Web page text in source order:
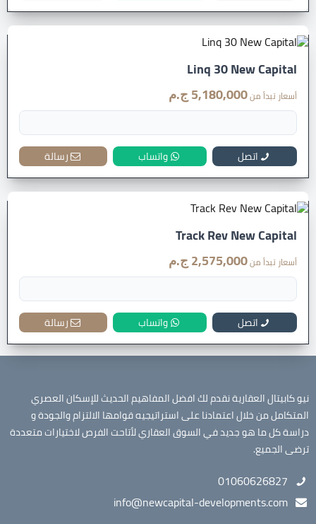
Linq 30 New Capital
أسعار تبدأ من5,180,000 ج.م
اتصل واتساب رسالة
Track Rev New Capital
أسعار تبدأ من2,575,000 ج.م
اتصل واتساب رسالة
نيو كابيتال العقارية نقدم لك افضل المفاهيم الحديث للإسكان العصري
المتكامل من خلال اعتمادنا على استراتيجيه قوامها الالتزام والجودة و
دراسة كل ما هو جديد في السوق العقاري لأتاحت الفرص لاختيارات متعددة
ترضى الجميع.
01060626827
info@newcapital-developments.com